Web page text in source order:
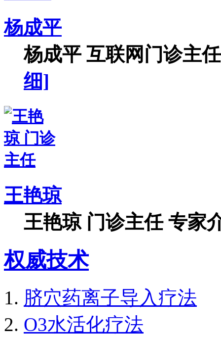
杨成平
杨成平 互联网门诊主
细]
王艳琼
王艳琼 门诊主任 专家
权威技术
脐穴药离子导入疗法
O3水活化疗法